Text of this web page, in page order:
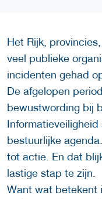
Het Rijk,
veel publieke
incidenten gehad
De afgelopen
bewustwording bij
bestuurlijke
tot actie. En dat
lastige stap te zijn.
Want wat betekent